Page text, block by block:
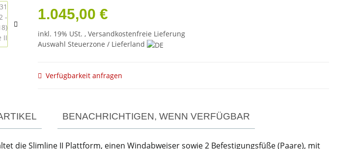
1.045,00 €
inkl. 19% USt. , Versandkostenfreie Lieferung
Auswahl Steuerzone / Lieferland
Verfügbarkeit anfragen
BENACHRICHTIGEN, WENN VERFÜGBAR
die Slimline II Plattform, einen Windabweiser sowie 2 Befestigungsfüße (Paare), mit